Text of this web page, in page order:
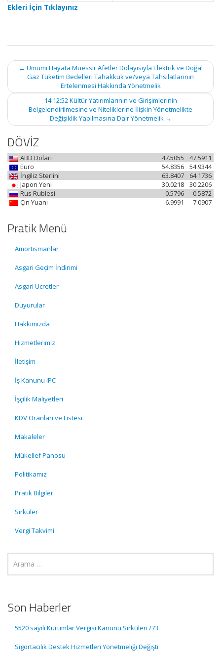
Ekleri İçin Tıklayınız
Post
navigation
← Umumi Hayata Müessir Afetler Dolayısıyla Elektrik ve Doğal
Gaz Tüketim Bedelleri Tahakkuk ve/veya Tahsilatlarının
Ertelenmesi Hakkında Yönetmelik
14:12:52 Kültür Yatırımlarının ve Girişimlerinin
Belgelendirilmesine ve Niteliklerine İlişkin Yönetmelikte
Değişiklik Yapılmasına Dair Yönetmelik →
DÖVİZ
ABD Doları 47.5911
47.5055
Euro
54.9344
54.8356
İngiliz Sterlini
64.1736
63.8407
Japon Yeni
30.2206
30.0218
Rus Rublesi
0.5872
0.5796
Çin Yuanı
7.0907
6.9991
Pratik Menü
Amortismanlar
Asgari Geçim İndirimi
Asgari Ücretler
Duyurular
Hakkımızda
Hizmetlerimiz
İletişim
İş Kanunu IPC
İşçilik Maliyetleri
KDV Oranları ve Listesi
Makaleler
Mükellef Panosu
Politikamız
Pratik Bilgiler
Sirküler
Vergi Takvimi
Son Haberler
5520 sayılı Kurumlar Vergisi Kanunu Sirküleri /73
Sigortacılık Destek Hizmetleri Yönetmeliği Değişti